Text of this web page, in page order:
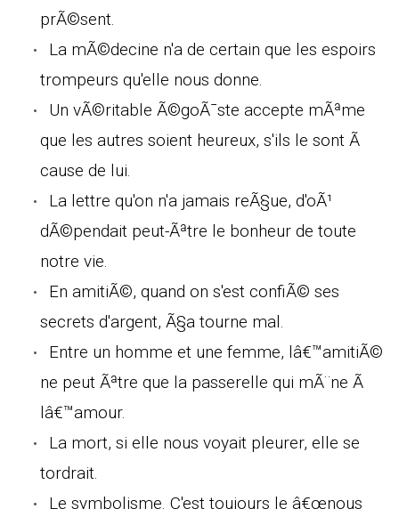
prÃ©sent.
La mÃ©decine n'a de certain que les espoirs
trompeurs qu'elle nous donne.
Un vÃ©ritable Ã©goÃ¯ste accepte mÃªme
que les autres soient heureux, s'ils le sont Ã
cause de lui.
La lettre qu'on n'a jamais reÃ§ue, d'oÃ¹
dÃ©pendait peut-Ãªtre le bonheur de toute
notre vie.
En amitiÃ©, quand on s'est confiÃ© ses
secrets d'argent, Ã§a tourne mal.
Entre un homme et une femme, lâ€™amitiÃ©
ne peut Ãªtre que la passerelle qui mÃ¨ne Ã
lâ€™amour.
La mort, si elle nous voyait pleurer, elle se
tordrait.
Le symbolisme. C'est toujours le â€œnous